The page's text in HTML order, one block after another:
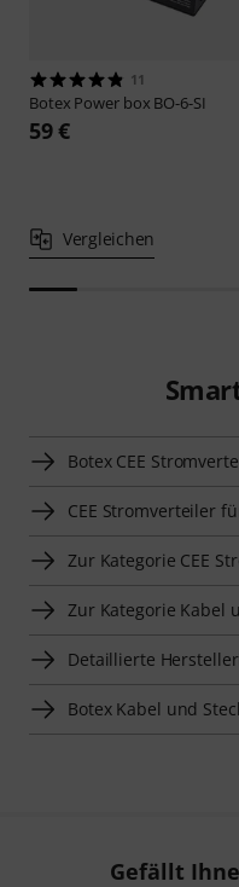
11
Botex Power box BO-6-SI
59 €
Vergleichen
Botex CEE
CEE Stromverteiler
Zur Kategorie CEE
Zur Kategorie Kabel
Detaillierte
Botex Kabel und
Gefällt